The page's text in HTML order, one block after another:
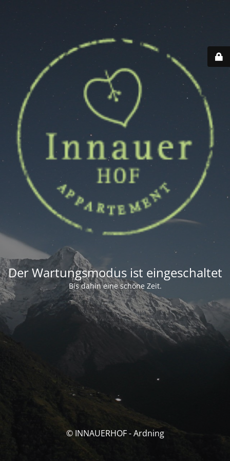
Der Wartungsmodus ist eingeschaltet
Bis dahin eine schöne Zeit.
© INNAUERHOF - Ardning